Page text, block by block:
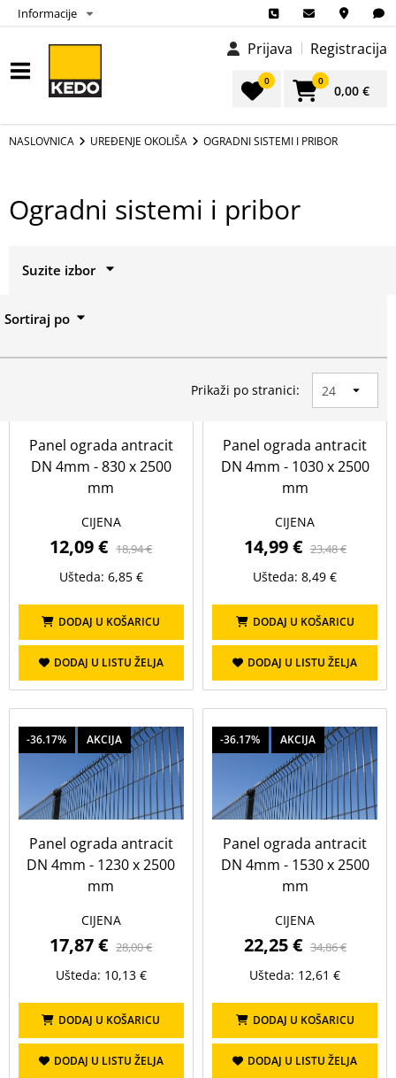
Informacije
Prijava Registracija
0 0
0,00 €
NASLOVNICA UREĐENJE OKOLIŠA OGRADNI SISTEMI I PRIBOR
Ogradni sistemi i pribor
Suzite izbor
Cijena (€)
OBRIŠI
Koeficijent potrošnje
Prikaži sve
u
u m2
Visina
Prikaži sve
0,85 m
1,05 m
1,25 m
1,55 m
1,75 m 2,05 m
2,25 m
2,55 m
Boja
Prikaži sve
antracit
crna zelena
Sortiraj po
Prikaži po stranici:
Panel ograda antracit
DN 4mm - 830 x 2500
mm
CIJENA
12,09 € 18,94 €
Ušteda: 6,85 €
DODAJ U KOŠARICU
DODAJ U LISTU ŽELJA
Panel ograda antracit
DN 4mm - 1030 x 2500
mm
CIJENA
14,99 € 23,48 €
Ušteda: 8,49 €
DODAJ U KOŠARICU
DODAJ U LISTU ŽELJA
-36.17% AKCIJA
Panel ograda antracit
DN 4mm - 1230 x 2500
mm
CIJENA
17,87 € 28,00 €
Ušteda: 10,13 €
DODAJ U KOŠARICU
DODAJ U LISTU ŽELJA
-36.17% AKCIJA
Panel ograda antracit
DN 4mm - 1530 x 2500
mm
CIJENA
22,25 € 34,86 €
Ušteda: 12,61 €
DODAJ U KOŠARICU
DODAJ U LISTU ŽELJA